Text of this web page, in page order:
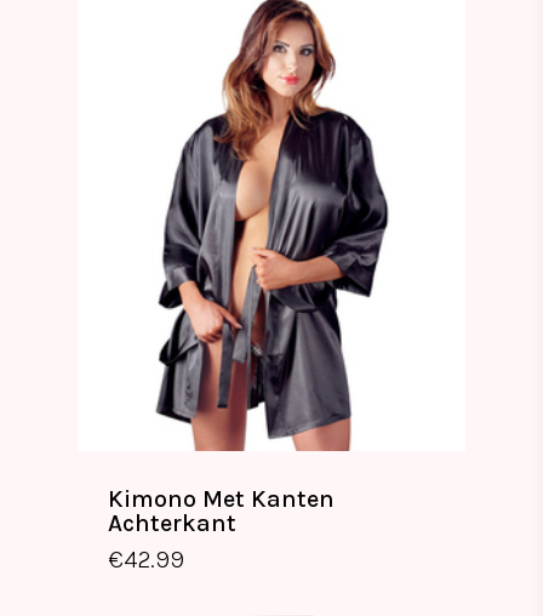
Kimono Met Kanten
Achterkant
€42.99